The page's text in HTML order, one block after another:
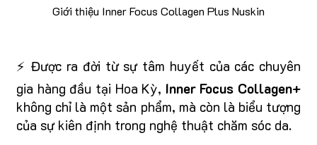
Giới thiệu Inner Focus Collagen Plus Nuskin
⚡ Được ra đời từ sự tâm huyết của các chuyên
gia hàng đầu tại Hoa Kỳ, Inner Focus Collagen+
không chỉ là một sản phẩm, mà còn là biểu tượng
của sự kiên định trong nghệ thuật chăm sóc da.